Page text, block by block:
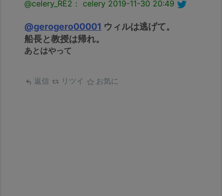
@celery_RE2： celery 2019-11-30 20:49
@gerogero00001 ウィルは逃げて。
船長と教授は帰れ。
あとはやって
返信 リツイ お気に